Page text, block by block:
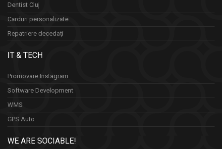
Dentist Cluj
Carduri personalizate
Repatriere decedați
IT & TECH
Promovare Instagram
Software Development
WMS
GPS Auto
WE ARE SOCIABLE!